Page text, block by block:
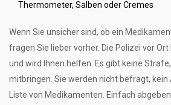
Thermometer, Salben oder Cremes
Wenn Sie unsicher sind, ob ein
fragen Sie lieber vorher. Die Polizei vor
und wird Ihnen helfen. Es gibt keine
mitbringen. Sie werden nicht befragt, kein
Liste von Medikamenten. Einfach